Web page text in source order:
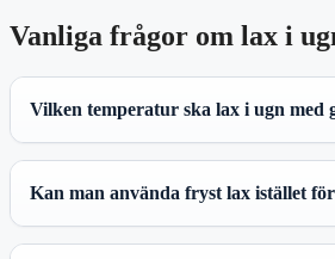
Vanliga frågor om lax i
Vilken temperatur ska lax i ugn med
Kan man använda fryst lax istället